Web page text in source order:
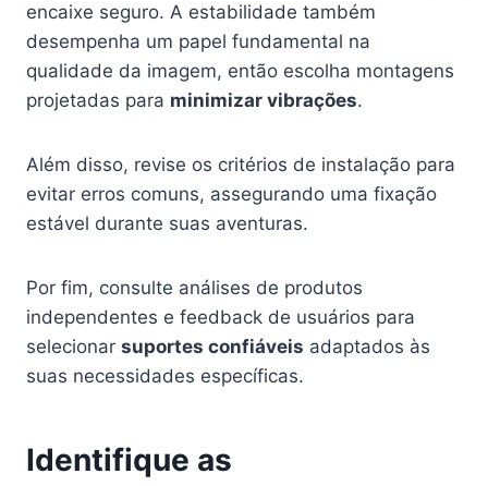
encaixe seguro. A estabilidade também
desempenha um papel fundamental na
qualidade da imagem, então escolha montagens
projetadas para minimizar vibrações.
Além disso, revise os critérios de instalação para
evitar erros comuns, assegurando uma fixação
estável durante suas aventuras.
Por fim, consulte análises de produtos
independentes e feedback de usuários para
selecionar suportes confiáveis adaptados às
suas necessidades específicas.
Identifique as